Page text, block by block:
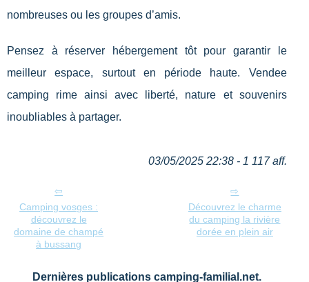
nombreuses ou les groupes d’amis.
Pensez à réserver hébergement tôt pour garantir le
meilleur espace, surtout en période haute. Vendee
camping rime ainsi avec liberté, nature et souvenirs
inoubliables à partager.
03/05/2025 22:38 - 1 117 aff.
Camping vosges :
découvrez le
domaine de champé
à bussang
Découvrez le charme
du camping la rivière
dorée en plein air
Dernières publications camping-familial.net.